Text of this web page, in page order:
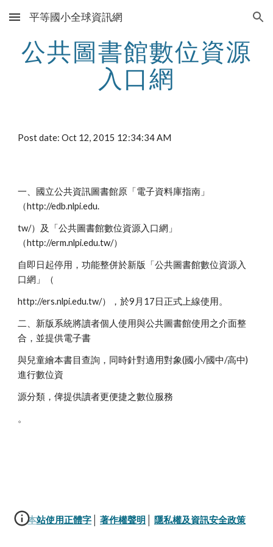
Skip to main content Skip to navigation
平等國小全球資訊網
公共圖書館數位資源
入口網
Post date: Oct 12, 2015 12:34:34 AM
一、國立公共資訊圖書館原「電子資料庫指南」
（http://edb.nlpi.edu.
tw/）及「公共圖書館數位資源入口網」
（http://erm.nlpi.edu.tw/）
自即日起停用，功能整併於新版「公共圖書館數位資源入
口網」（
http://ers.nlpi.edu.tw/），於9月17日正式上線使用。
二、新版系統將讀者個人使用與公共圖書館使用之介面整
合，並提供電子書
與兒童繪本書目查詢，同時針對適用對象(國小/國中/高中)
進行數位資
源分類，俾提供讀者更便捷之數位服務
。
本站使用正體字 著作權聲明 隱私權及資訊安全政策